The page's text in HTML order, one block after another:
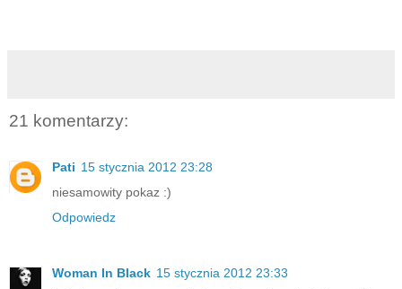
21 komentarzy:
Pati 15 stycznia 2012 23:28
niesamowity pokaz :)
Odpowiedz
Woman In Black 15 stycznia 2012 23:33